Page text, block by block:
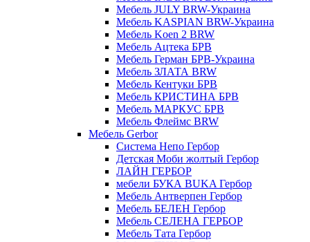
Мебель JULY BRW-Украина
Мебель KASPIAN BRW-Украина
Мебель Koen 2 BRW
Мебель Ацтека БРВ
Мебель Герман БРВ-Украина
Мебель ЗЛАТА BRW
Мебель Кентуки БРВ
Мебель КРИСТИНА БРВ
Мебель МАРКУС БРВ
Мебель Флеймс BRW
Мебель Gerbor
Cистема Непо Гербор
Детская Моби жолтый Гербор
ЛАЙН ГЕРБОР
мебели БУКА BUKA Гербор
Мебель Антверпен Гербор
Мебель БЕЛЕН Гербор
Мебель СЕЛЕНА ГЕРБОР
Мебель Тата Гербор